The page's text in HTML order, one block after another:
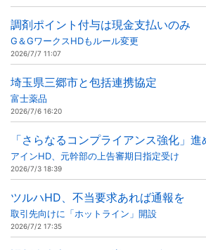
調剤ポイント付与は現金支払いのみ
G＆GワークスHDもルール変更
2026/7/7 11:07
埼玉県三郷市と包括連携協定
富士薬品
2026/7/6 16:20
「さらなるコンプライアンス強化」進
アインHD、元幹部の上告審期日指定受け
2026/7/3 18:39
ツルハHD、不当要求あれば通報を
取引先向けに「ホットライン」開設
2026/7/2 17:35